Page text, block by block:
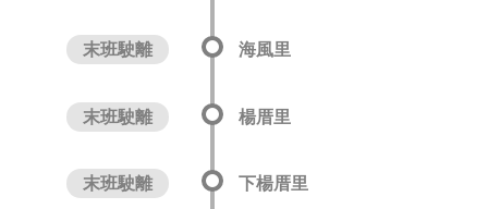
末班駛離 海風里
末班駛離 楊厝里
末班駛離 下楊厝里